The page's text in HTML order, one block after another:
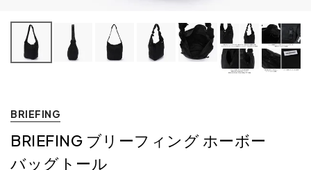
BRIEFING
BRIEFING ブリーフィング ホーボー
バッグトール